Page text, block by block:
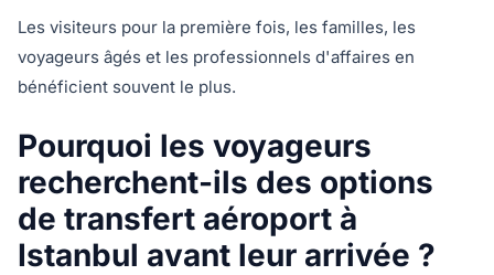
Les visiteurs pour la première fois, les familles, les
voyageurs âgés et les professionnels d'affaires en
bénéficient souvent le plus.
Pourquoi les voyageurs
recherchent-ils des options
de transfert aéroport à
Istanbul avant leur arrivée ?